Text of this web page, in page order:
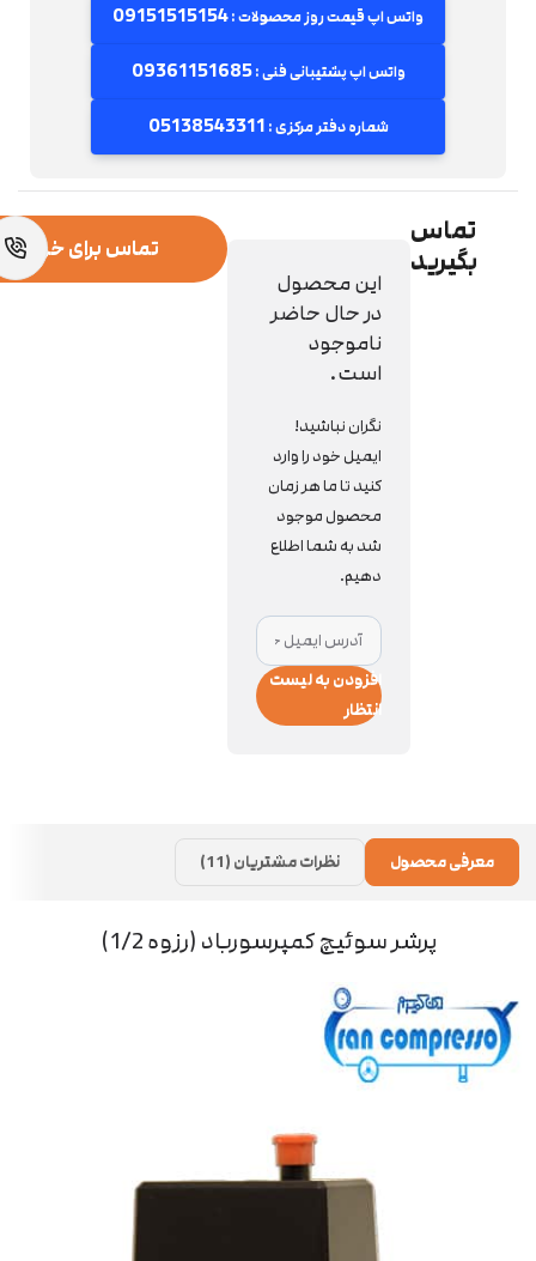
واتس اپ قیمت روز محصولات :09151515154
واتس اپ پشتیبانی فنی :09361151685
شماره دفتر مرکزی : 05138543311
تماس
بگیرید
این محصول
در حال حاضر
ناموجود
است.
نگران نباشید!
ایمیل خود را وارد
کنید تا ما هر زمان
محصول موجود
شد به شما اطلاع
دهیم.
افزودن به لیست
انتظار
تماس برای خرید
معرفی محصول نظرات مشتریان (11)
پرشر سوئیچ کمپرسورباد (رزوه 1/2)